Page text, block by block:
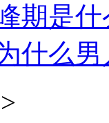
期是
什么
>